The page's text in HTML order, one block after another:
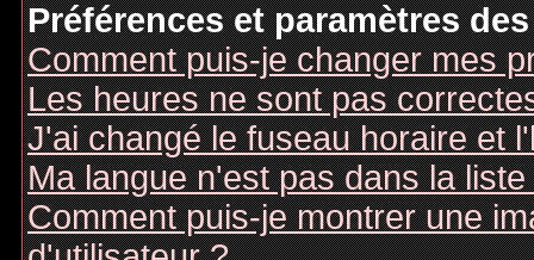
Préférences et paramètres
Comment puis-je changer mes
Les heures ne sont pas
J'ai changé le fuseau horaire et
Ma langue n'est pas dans la liste
Comment puis-je montrer une